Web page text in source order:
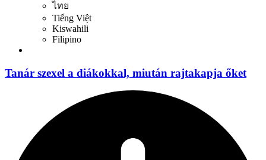
ไทย
Tiếng Việt
Kiswahili
Filipino
Tanár szexel a diákokkal, miután rajtakapja őket